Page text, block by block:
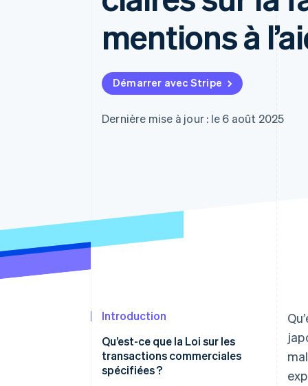
Acceptation optimisée
Paiements accélérés
Financial Connectionsmentions à
Démarrer avec Stripe
Dernière mise à jour : le 6 août 2025
Introduction
Qu’est-ce que la Loi sur les
transactions commerciales
spécifiées ?